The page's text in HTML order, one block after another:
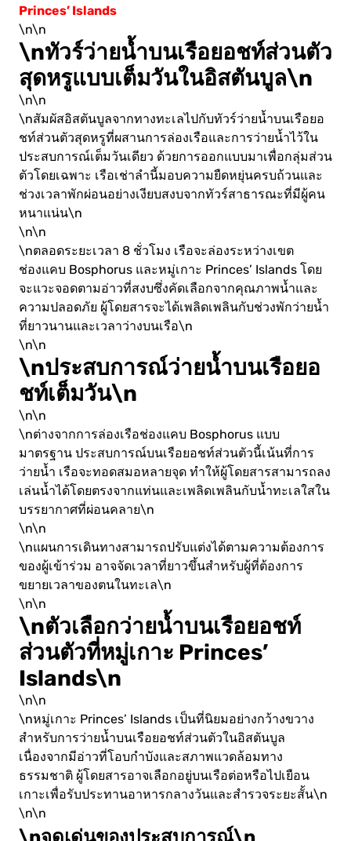
Princes’ Islands
\n\n
\nทัวร์ว่ายน้ำบนเรือยอชท์ส่วนตัว
สุดหรูแบบเต็มวันในอิสตันบูล\n
\n\n
\nสัมผัสอิสตันบูลจากทางทะเลไปกับทัวร์ว่ายน้ำบนเรือยอ
ชท์ส่วนตัวสุดหรูที่ผสานการล่องเรือและการว่ายน้ำไว้ใน
ประสบการณ์เต็มวันเดียว ด้วยการออกแบบมาเพื่อกลุ่มส่วน
ตัวโดยเฉพาะ เรือเช่าลำนี้มอบความยืดหยุ่นครบถ้วนและ
ช่วงเวลาพักผ่อนอย่างเงียบสงบจากทัวร์สาธารณะที่มีผู้คน
หนาแน่น\n
\n\n
\nตลอดระยะเวลา 8 ชั่วโมง เรือจะล่องระหว่างเขต
ช่องแคบ Bosphorus และหมู่เกาะ Princes’ Islands โดย
จะแวะจอดตามอ่าวที่สงบซึ่งคัดเลือกจากคุณภาพน้ำและ
ความปลอดภัย ผู้โดยสารจะได้เพลิดเพลินกับช่วงพักว่ายน้ำ
ที่ยาวนานและเวลาว่างบนเรือ\n
\n\n
\nประสบการณ์ว่ายน้ำบนเรือยอ
ชท์เต็มวัน\n
\n\n
\nต่างจากการล่องเรือช่องแคบ Bosphorus แบบ
มาตรฐาน ประสบการณ์บนเรือยอชท์ส่วนตัวนี้เน้นที่การ
ว่ายน้ำ เรือจะทอดสมอหลายจุด ทำให้ผู้โดยสารสามารถลง
เล่นน้ำได้โดยตรงจากแท่นและเพลิดเพลินกับน้ำทะเลใสใน
บรรยากาศที่ผ่อนคลาย\n
\n\n
\nแผนการเดินทางสามารถปรับแต่งได้ตามความต้องการ
ของผู้เข้าร่วม อาจจัดเวลาที่ยาวขึ้นสำหรับผู้ที่ต้องการ
ขยายเวลาของตนในทะเล\n
\n\n
\nตัวเลือกว่ายน้ำบนเรือยอชท์
ส่วนตัวที่หมู่เกาะ Princes’
Islands\n
\n\n
\nหมู่เกาะ Princes’ Islands เป็นที่นิยมอย่างกว้างขวาง
สำหรับการว่ายน้ำบนเรือยอชท์ส่วนตัวในอิสตันบูล
เนื่องจากมีอ่าวที่โอบกำบังและสภาพแวดล้อมทาง
ธรรมชาติ ผู้โดยสารอาจเลือกอยู่บนเรือต่อหรือไปเยือน
เกาะเพื่อรับประทานอาหารกลางวันและสำรวจระยะสั้น\n
\n\n